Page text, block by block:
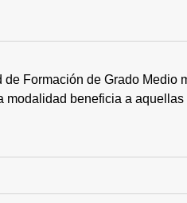
Formación de Grado Medio
modalidad beneficia a